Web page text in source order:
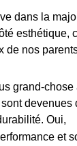
dans la
esthétique,
nos
grand-
Oui,
et